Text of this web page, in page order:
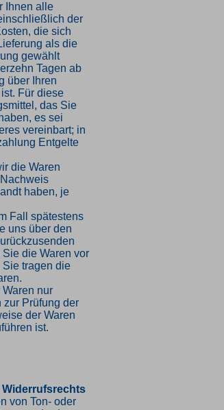
Ihnen alle
der
die sich
als die
gewählt
Tagen ab
über Ihren
Für diese
das Sie
es sei
vereinbart; in
Entgelte
die Waren
haben, je
Fall spätestens
uns über den
die Waren vor
Sie tragen die
nur
zur Prüfung der
der Waren
ist.
von Ton- oder